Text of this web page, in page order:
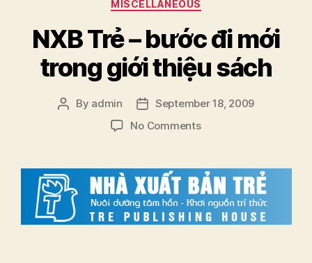
MISCELLANEOUS
NXB Trẻ – bước đi mới
trong giới thiệu sách
Post
By admin
Post
date
September 18, 2009
No Commentson
–
bước
đi
mới